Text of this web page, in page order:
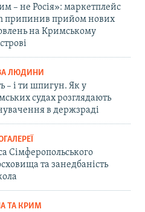
– не Росія»: маркетплейс
припинив прийом нових
на Кримському
ЛЮДИНИ
– і ти шпигун. Як у
судах розглядають
в держзраді
Сімферопольського
та занедбаність
ТА КРИМ